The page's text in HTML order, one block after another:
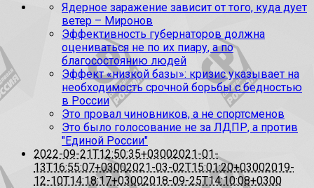
Ядерное заражение зависит от того, куда дует
ветер – Миронов
Эффективность губернаторов должна
оцениваться не по их пиару, а по
благосостоянию людей
Эффект «низкой базы»: кризис указывает на
необходимость срочной борьбы с бедностью
в России
Это провал чиновников, а не спортсменов
Это было голосование не за ЛДПР, а против
"Единой России"
2022-09-21T12:50:35+03002021-01-
13T16:55:07+03002021-03-02T15:01:20+03002019-
12-10T14:18:17+03002018-09-25T14:10:08+0300